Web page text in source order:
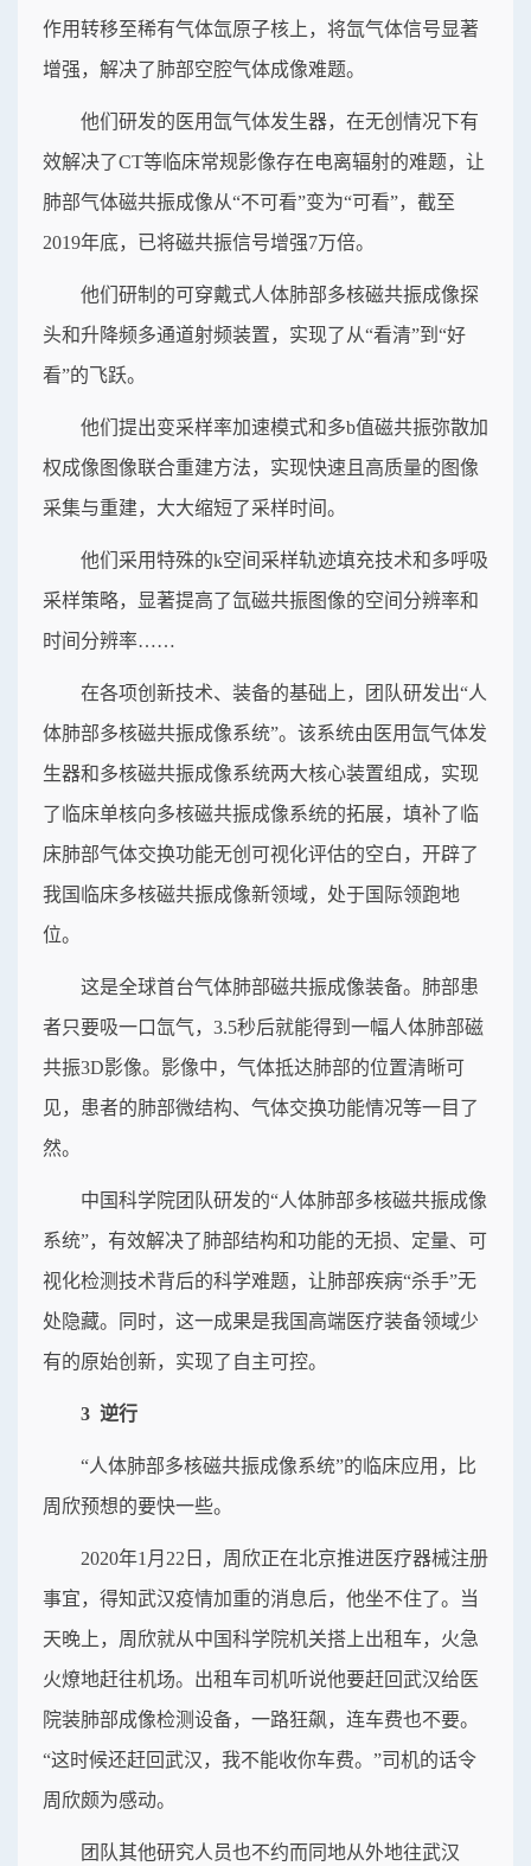
作用转移至稀有气体氙原子核上，将氙气体信号显著
增强，解决了肺部空腔气体成像难题。
他们研发的医用氙气体发生器，在无创情况下有
效解决了CT等临床常规影像存在电离辐射的难题，让
肺部气体磁共振成像从“不可看”变为“可看”，截至
2019年底，已将磁共振信号增强7万倍。
他们研制的可穿戴式人体肺部多核磁共振成像探
头和升降频多通道射频装置，实现了从“看清”到“好
看”的飞跃。
他们提出变采样率加速模式和多b值磁共振弥散加
权成像图像联合重建方法，实现快速且高质量的图像
采集与重建，大大缩短了采样时间。
他们采用特殊的k空间采样轨迹填充技术和多呼吸
采样策略，显著提高了氙磁共振图像的空间分辨率和
时间分辨率……
在各项创新技术、装备的基础上，团队研发出“人
体肺部多核磁共振成像系统”。该系统由医用氙气体发
生器和多核磁共振成像系统两大核心装置组成，实现
了临床单核向多核磁共振成像系统的拓展，填补了临
床肺部气体交换功能无创可视化评估的空白，开辟了
我国临床多核磁共振成像新领域，处于国际领跑地
位。
这是全球首台气体肺部磁共振成像装备。肺部患
者只要吸一口氙气，3.5秒后就能得到一幅人体肺部磁
共振3D影像。影像中，气体抵达肺部的位置清晰可
见，患者的肺部微结构、气体交换功能情况等一目了
然。
中国科学院团队研发的“人体肺部多核磁共振成像
系统”，有效解决了肺部结构和功能的无损、定量、可
视化检测技术背后的科学难题，让肺部疾病“杀手”无
处隐藏。同时，这一成果是我国高端医疗装备领域少
有的原始创新，实现了自主可控。
3 逆行
“人体肺部多核磁共振成像系统”的临床应用，比
周欣预想的要快一些。
2020年1月22日，周欣正在北京推进医疗器械注册
事宜，得知武汉疫情加重的消息后，他坐不住了。当
天晚上，周欣就从中国科学院机关搭上出租车，火急
火燎地赶往机场。出租车司机听说他要赶回武汉给医
院装肺部成像检测设备，一路狂飙，连车费也不要。
“这时候还赶回武汉，我不能收你车费。”司机的话令
周欣颇为感动。
团队其他研究人员也不约而同地从外地往武汉